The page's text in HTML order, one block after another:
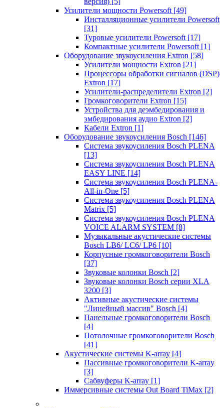
Усилители мощности Powersoft [49]
Инсталляционные усилители Powersoft
[31]
Туровые усилители Powersoft [17]
Компактные усилители Powersoft [1]
Оборудование звукоусиления Extron [58]
Усилители мощности Extron [21]
Процессоры обработки сигналов (DSP)
Extron [17]
Усилители-распределители Extron [2]
Громкоговорители Extron [15]
Устройства для деэмбедирования и
эмбедирования аудио Extron [2]
Кабели Extron [1]
Оборудование звукоусиления Bosch [146]
Система звукоусиления Bosch PLENA
[13]
Система звукоусиления Bosch PLENA
EASY LINE [14]
Система звукоусиления Bosch PLENA-
All-in-One [5]
Система звукоусиления Bosch PLENA
Matrix [5]
Система звукоусиления Bosch PLENA
VOICE ALARM SYSTEM [8]
Музыкальные акустические системы
Bosch LB6/ LC6/ LP6 [10]
Корпусные громкоговорители Bosch
[37]
Звуковые колонки Bosch [2]
Звуковые колонки Bosch серии XLA
3200 [3]
Активные акустические системы
"Линейный массив" Bosch [4]
Панельные громкоговорители Bosch
[4]
Потолочные громкоговорители Bosch
[41]
Акустические системы K-array [4]
Пассивные громкоговорители K-array
[3]
Сабвуферы K-array [1]
Иммерсивные системы Out Board TiMax [2]